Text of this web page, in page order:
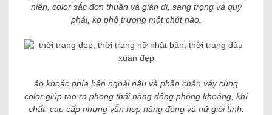
niên, color sắc đơn thuần và giản dị, sang trọng và quý
phái, ko phô trương một chút nào.
áo khoác phía bên ngoài nâu và phần chân váy cùng
color giúp tạo ra phong thái năng động phóng khoáng, khí
chất, cao cấp nhưng vẫn hợp năng động và nữ giới tính.